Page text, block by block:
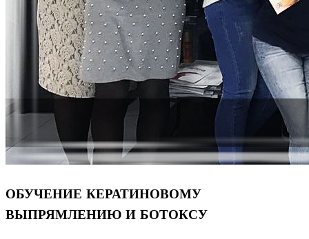
ОБУЧЕНИЕ КЕРАТИНОВОМУ
ВЫПРЯМЛЕНИЮ И БОТОКСУ